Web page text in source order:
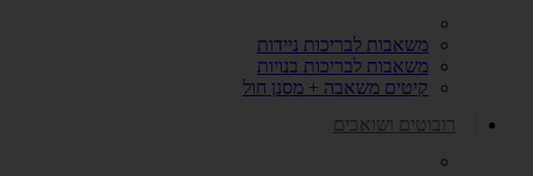
משאבות לבריכות ניידות
משאבות לבריכות בנויות
קיטים משאבה + מסנן חול
רובוטים ושואבים